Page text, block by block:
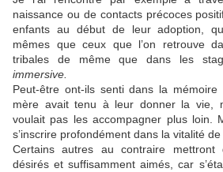
naissance ou de contacts précoces
enfants au début de leur adoption,
mêmes que ceux que l’on retrouve
tribales de même que dans les
immersive.
Peut-être ont-ils senti dans la
mère avait tenu à leur donner la vie,
voulait pas les accompagner plus loin.
s’inscrire profondément dans la vitalité de
Certains autres au contraire
désirés et suffisamment aimés, car